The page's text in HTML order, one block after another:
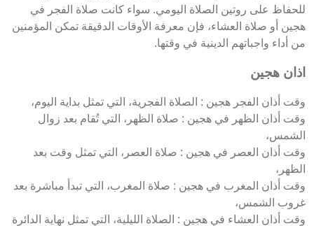
للحفاظ على روتين الصلاة اليومي. سواء كانت صلاة الفجر في
هجين أو صلاة العشاء، فإن معرفة الأوقات الدقيقة تمكن المؤمنين
من أداء واجباتهم الدينية في وقتها.
اذان هجين
وقت أذان الفجر هجين : الصلاة الفجرية، التي تمثل بداية اليوم،
وقت أذان الظهر في هجين : صلاة الظهر، التي تُقام بعد زوال
الشمس،
وقت أذان العصر في هجين : صلاة العصر، التي تمثل وقت بعد
الظهر،
وقت أذان المغرب في هجين : صلاة المغرب، التي تبدأ مباشرة بعد
غروب الشمس،
وقت أذان العشاء في هجين : الصلاة الليلية، التي تمثل نهاية الدائرة